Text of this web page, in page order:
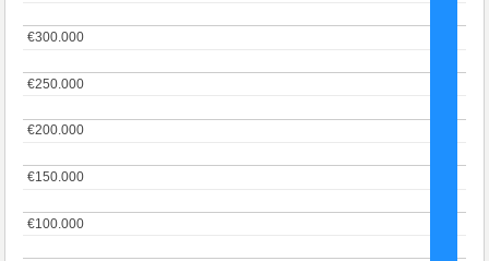
€100.000
€100.000
€150.000
€150.000
€200.000
€200.000
€250.000
€250.000
€300.000
€300.000